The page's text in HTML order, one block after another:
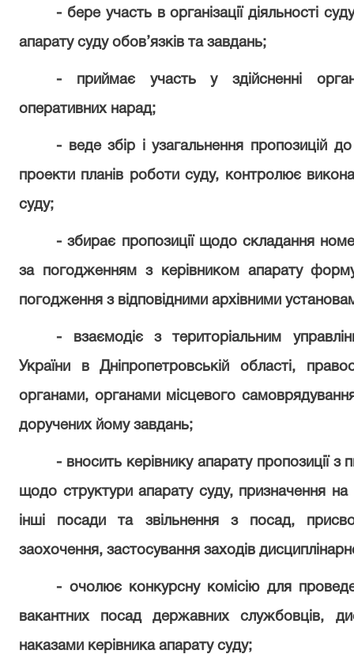
- бере участь в організації діяльності
апарату суду обов’язків та завдань;
- приймає участь у здійсненні
оперативних нарад;
- веде збір і узагальнення пропозицій
проекти планів роботи суду, контролює
суду;
- збирає пропозиції щодо складання
за погодженням з керівником апарату
погодження з відповідними архівними
- взаємодіє з територіальним
України в Дніпропетровській області,
органами, органами місцевого
доручених йому завдань;
- вносить керівнику апарату пропозиції
щодо структури апарату суду, призначення
інші посади та звільнення з посад,
заохочення, застосування заходів
- очолює конкурсну комісію для
вакантних посад державних службовців,
наказами керівника апарату суду;